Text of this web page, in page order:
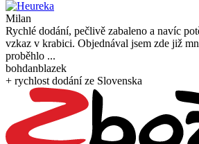
Milan
Rychlé dodání, pečlivě zabaleno a navíc
vzkaz v krabici. Objednával jsem zde již
proběhlo ...
bohdanblazek
+ rychlost dodání ze Slovenska